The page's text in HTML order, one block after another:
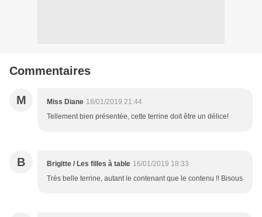
Commentaires
M Miss Diane 18/01/2019 21:44
Tellement bien présentée, cette terrine doit être un délice!
B Brigitte / Les filles à table 16/01/2019 18:33
Très belle terrine, autant le contenant que le contenu !! Bisous